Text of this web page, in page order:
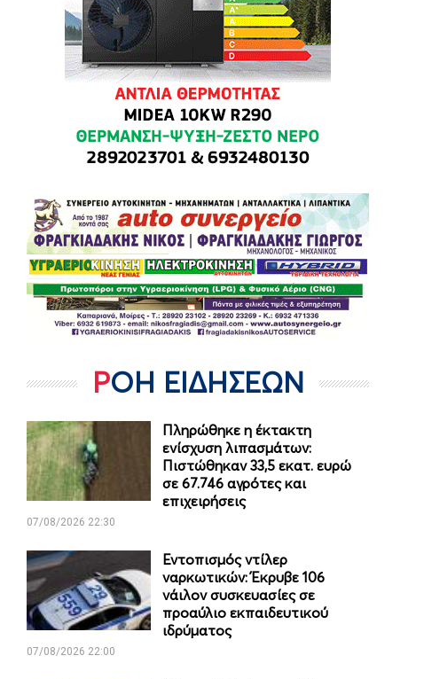
ΡΟΗ ΕΙΔΗΣΕΩΝ
Πληρώθηκε η έκτακτη
ενίσχυση λιπασμάτων:
Πιστώθηκαν 33,5 εκατ. ευρώ
σε 67.746 αγρότες και
επιχειρήσεις
07/08/2026 22:30
Εντοπισμός ντίλερ
ναρκωτικών: Έκρυβε 106
νάιλον συσκευασίες σε
προαύλιο εκπαιδευτικού
ιδρύματος
07/08/2026 22:00